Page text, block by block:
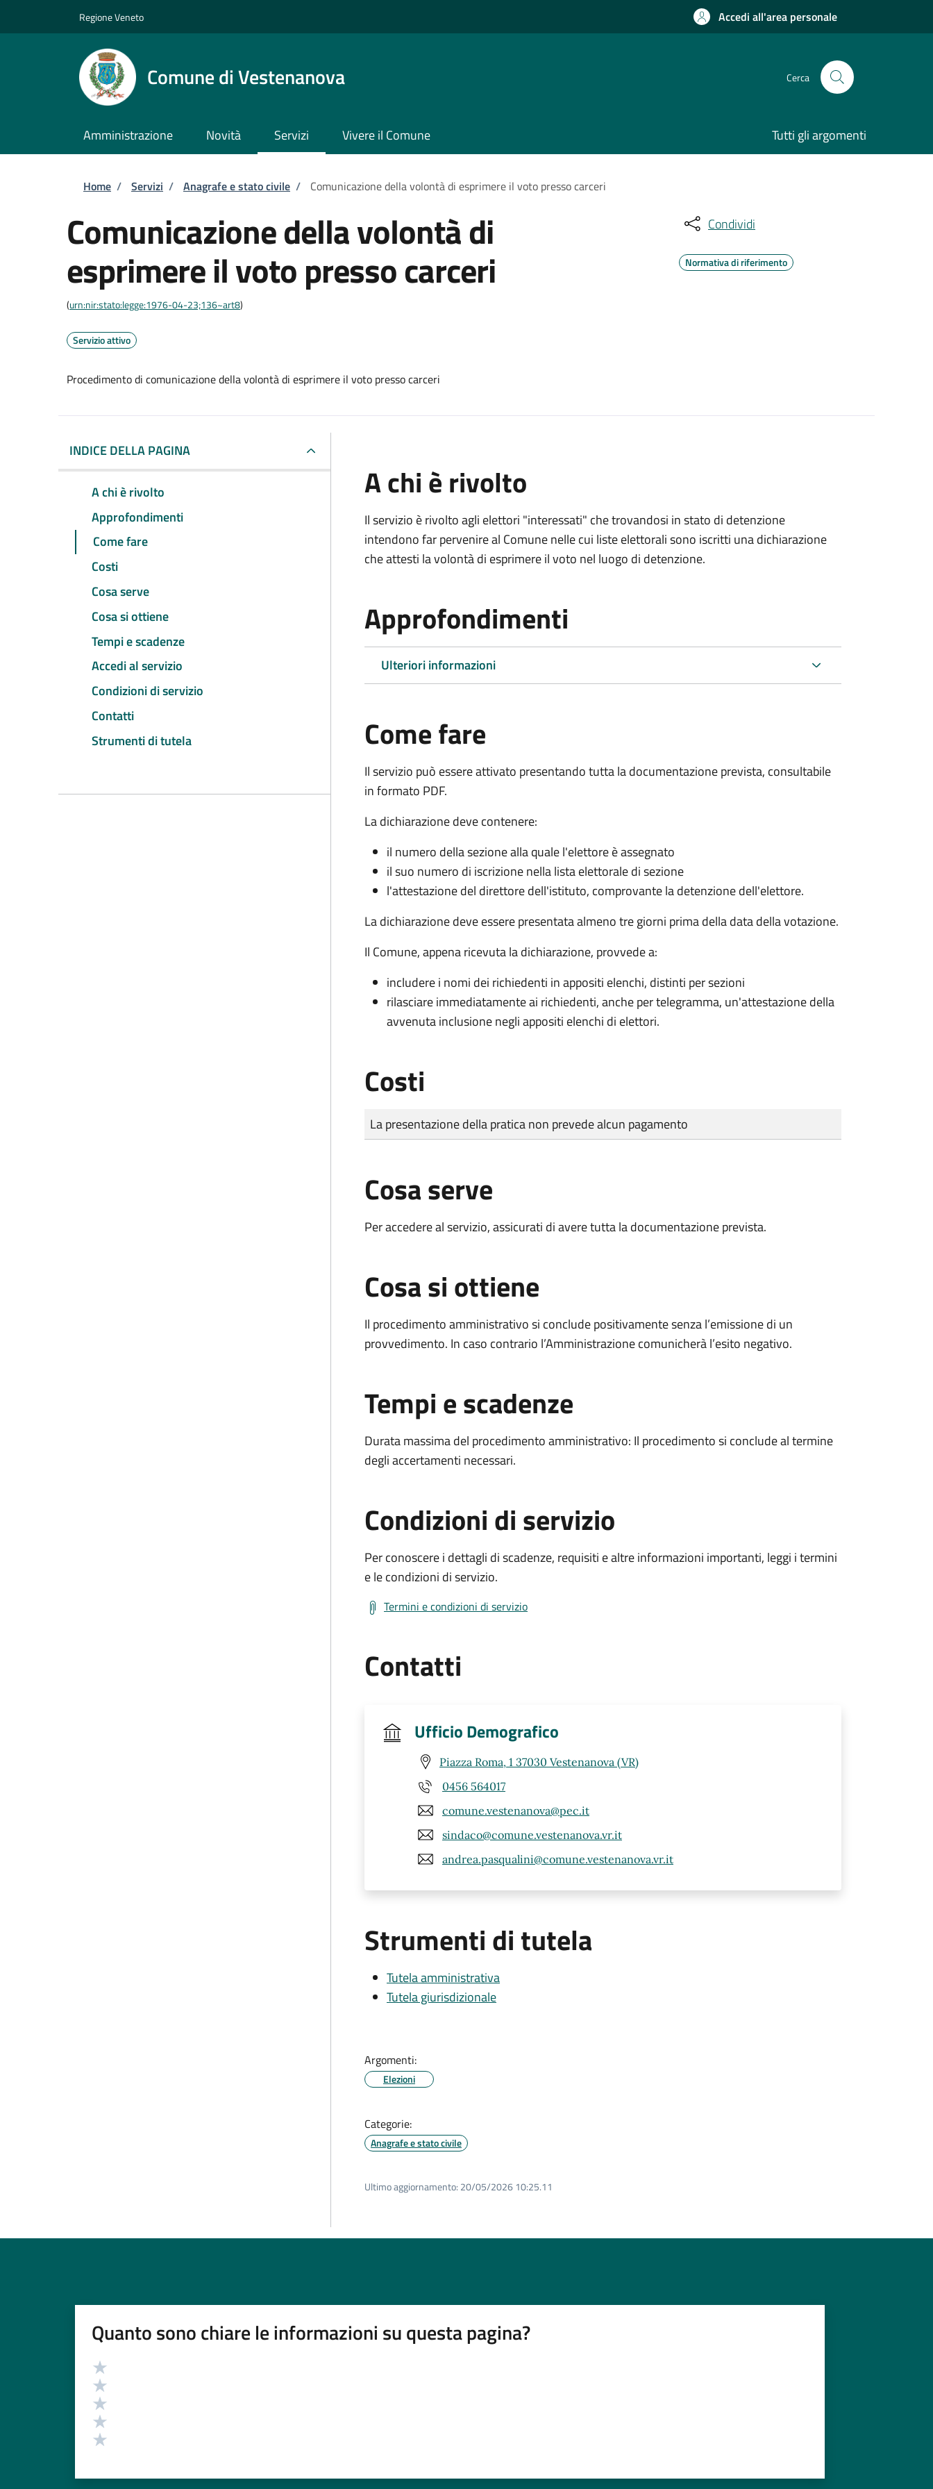
Regione Veneto Accedi all'area personale
Comune di Vestenanova Cerca
Amministrazione Novità Servizi Vivere il Comune Tutti gli argomenti
Briciole di pane
Home / Servizi / Anagrafe e stato civile / Comunicazione della volontà di esprimere il voto presso carceri
Comunicazione della volontà di
esprimere il voto presso carceri
(urn:nir:stato:legge:1976-04-23;136~art8)
Servizio attivo
Procedimento di comunicazione della volontà di esprimere il voto presso carceri
Condividi
Normativa di riferimento
INDICE DELLA PAGINA
A chi è rivolto
Approfondimenti
Come fare
Costi
Cosa serve
Cosa si ottiene
Tempi e scadenze
Accedi al servizio
Condizioni di servizio
Contatti
Strumenti di tutela
A chi è rivolto
Il servizio è rivolto agli elettori "interessati" che trovandosi in stato di detenzione
intendono far pervenire al Comune nelle cui liste elettorali sono iscritti una dichiarazione
che attesti la volontà di esprimere il voto nel luogo di detenzione.
Approfondimenti
Ulteriori informazioni
Come fare
Il servizio può essere attivato presentando tutta la documentazione prevista, consultabile
in formato PDF.
La dichiarazione deve contenere:
il numero della sezione alla quale l'elettore è assegnato
il suo numero di iscrizione nella lista elettorale di sezione
l'attestazione del direttore dell'istituto, comprovante la detenzione dell'elettore.
La dichiarazione deve essere presentata almeno tre giorni prima della data della votazione.
Il Comune, appena ricevuta la dichiarazione, provvede a:
includere i nomi dei richiedenti in appositi elenchi, distinti per sezioni
rilasciare immediatamente ai richiedenti, anche per telegramma, un'attestazione della
avvenuta inclusione negli appositi elenchi di elettori.
Costi
Tipo di pagamento
Importo
La presentazione della pratica non prevede alcun pagamento
Cosa serve
Per accedere al servizio, assicurati di avere tutta la documentazione prevista.
Cosa si ottiene
Il procedimento amministrativo si conclude positivamente senza l’emissione di un
provvedimento. In caso contrario l’Amministrazione comunicherà l’esito negativo.
Tempi e scadenze
Durata massima del procedimento amministrativo: Il procedimento si conclude al termine
degli accertamenti necessari.
Condizioni di servizio
Per conoscere i dettagli di scadenze, requisiti e altre informazioni importanti, leggi i termini
e le condizioni di servizio.
Termini e condizioni di servizio
Contatti
Ufficio Demografico
Piazza Roma, 1 37030 Vestenanova (VR)
0456 564017
comune.vestenanova@pec.it
sindaco@comune.vestenanova.vr.it
andrea.pasqualini@comune.vestenanova.vr.it
Strumenti di tutela
Tutela amministrativa
Tutela giurisdizionale
Argomenti:
Elezioni
Categorie:
Anagrafe e stato civile
Ultimo aggiornamento: 20/05/2026 10:25.11
Quanto sono chiare le informazioni su questa pagina?
Valutazione